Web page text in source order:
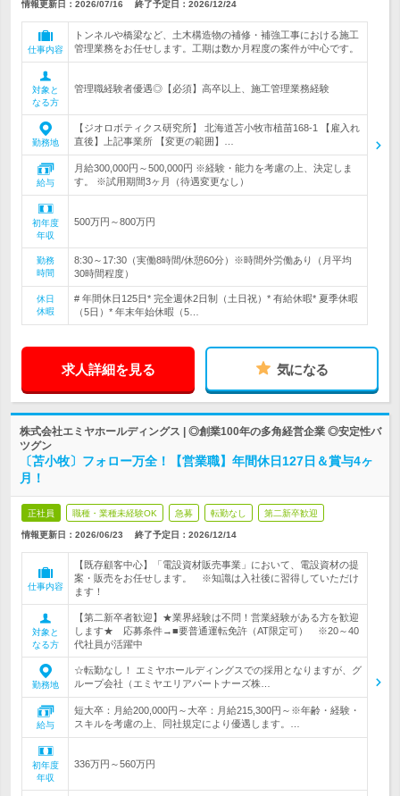
情報更新日：2026/07/16 終了予定日： 2026/12/24
仕事内容
トンネルや橋梁など、土木構造物の補修・補強工事における施工
管理業務をお任せします。工期は数か月程度の案件が中心です。
対象と
なる方
管理職経験者優遇◎【必須】高卒以上、施工管理業務経験
勤務地
【ジオロボティクス研究所】 北海道苫小牧市植苗168-1 【雇入れ
直後】上記事業所 【変更の範囲】…
給与
月給300,000円～500,000円 ※経験・能力を考慮の上、決定しま
す。 ※試用期間3ヶ月（待遇変更なし）
初年度
年収
500万円～800万円
勤務
時間
8:30～17:30（実働8時間/休憩60分）※時間外労働あり（月平均
30時間程度）
休日
休暇
# 年間休日125日* 完全週休2日制（土日祝）* 有給休暇* 夏季休暇
（5日）* 年末年始休暇（5…
求人詳細を見る 気になる
株式会社エミヤホールディングス | ◎創業100年の多角経営企業 ◎安定性バ
ツグン
〔苫小牧〕フォロー万全！【営業職】年間休日127日＆賞与4ヶ
月！
正社員 職種・業種未経験OK 急募 転勤なし 第二新卒歓迎
情報更新日：2026/06/23 終了予定日： 2026/12/14
仕事内容
【既存顧客中心】「電設資材販売事業」において、電設資材の提
案・販売をお任せします。 ※知識は入社後に習得していただけ
ます！
対象と
なる方
【第二新卒者歓迎】★業界経験は不問！営業経験がある方を歓迎
します★ 応募条件→■要普通運転免許（AT限定可） ※20～40
代社員が活躍中
勤務地
☆転勤なし！ エミヤホールディングスでの採用となりますが、グ
ループ会社（エミヤエリアパートナーズ株…
給与
短大卒：月給200,000円～大卒：月給215,300円～※年齢・経験・
スキルを考慮の上、同社規定により優遇します。…
初年度
年収
336万円～560万円